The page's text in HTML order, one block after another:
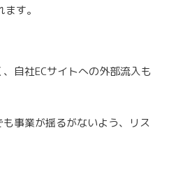
す。
自社ECサイトへの外部流入も
事業が揺るがないよう、リス